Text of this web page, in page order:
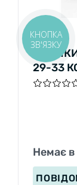
Ролики
29-33
КОЛЕСА
Немає в
КНОПКА
ЗВ'ЯЗКУ